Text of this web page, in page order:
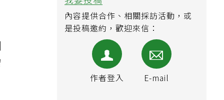
我要投稿
內容提供合作、相關採訪活動，或
是投稿邀約，歡迎來信：